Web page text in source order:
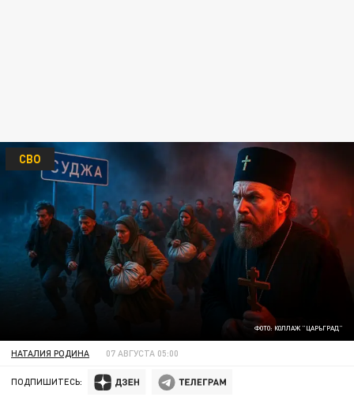
ФОТО: КОЛЛАЖ "ЦАРЬГРАД"
СВО
НАТАЛИЯ РОДИНА 07 АВГУСТА 05:00
ПОДПИШИТЕСЬ: